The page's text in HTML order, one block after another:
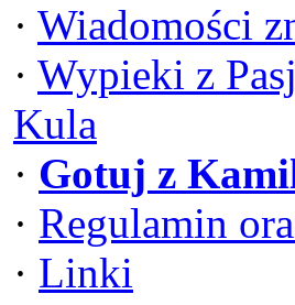
· Wiadomości
· Wypieki z
Kula
· Gotuj z
· Regulamin
· Linki